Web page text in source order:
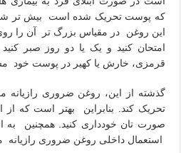
که پوست تحریک شده است بیش تر
این روغن در مقیاس بزرگ تر آن را
امتحان کنید و یک یا دو روز صبر کنید
قرمزی، خارش یا کهیر در پوست خود
گذشته از این، روغن ضروری
تحریک کند. بنابراین بهتر است که از
صورت تان خودداری کنید. همچنین به
استعمال داخلی روغن ضروری رازیانه